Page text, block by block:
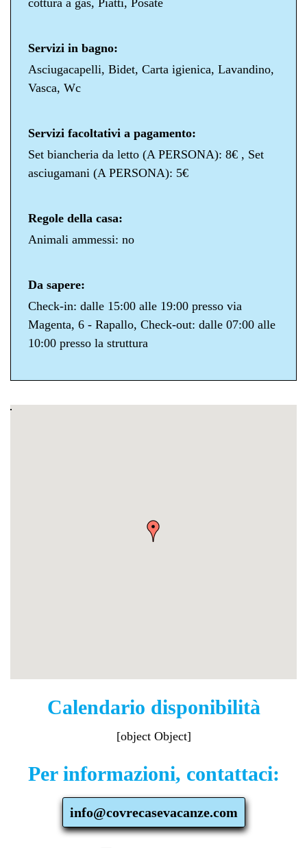
cottura a gas, Piatti, Posate
Servizi in bagno:
Asciugacapelli, Bidet, Carta igienica, Lavandino,
Vasca, Wc
Servizi facoltativi a pagamento:
Set biancheria da letto (A PERSONA): 8€ , Set
asciugamani (A PERSONA): 5€
Regole della casa:
Animali ammessi: no
Da sapere:
Check-in: dalle 15:00 alle 19:00 presso via
Magenta, 6 - Rapallo, Check-out: dalle 07:00 alle
10:00 presso la struttura
Calendario disponibilità
[object Object]
Per informazioni, contattaci:
info@covrecasevacanze.com